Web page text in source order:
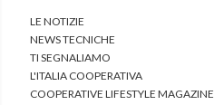
LE NOTIZIE
NEWS TECNICHE
TI SEGNALIAMO
L'ITALIA COOPERATIVA
COOPERATIVE LIFESTYLE MAGAZINE